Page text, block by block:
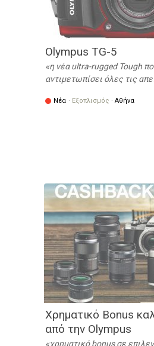
Olympus TG-5
η νέα ultra-rugged Tough
αντιμετωπίσει όλες τις
Νέα · Εξοπλισμός · Αθήνα
Χρηματικό Bonus
από την Olympus
χρηματικό bonus σε